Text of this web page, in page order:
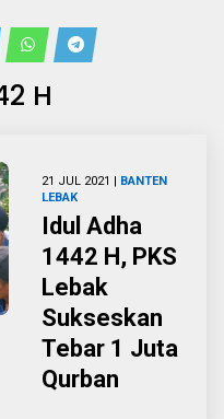
H
21 JUL 2021 | BANTEN
LEBAK
Idul Adha
1442 H, PKS
Lebak
Sukseskan
Tebar 1 Juta
Qurban